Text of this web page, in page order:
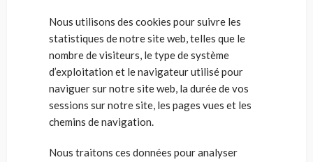
Nous utilisons des cookies pour suivre les
statistiques de notre site web, telles que le
nombre de visiteurs, le type de système
d’exploitation et le navigateur utilisé pour
naviguer sur notre site web, la durée de vos
sessions sur notre site, les pages vues et les
chemins de navigation.
Nous traitons ces données pour analyser